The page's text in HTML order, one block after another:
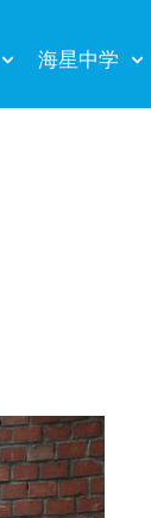
海星中学